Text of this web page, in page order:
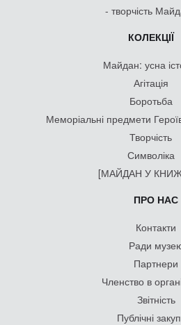
- творчість
КОЛЕКЦІЇ
Майдан: усна
Агітація
Боротьба
Меморіальні предмети
Творчість
Символіка
[МАЙДАН У
ПРО НАС
Контакти
Ради
Партнери
Членство в
Звітність
Публічні